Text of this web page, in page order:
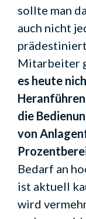
sollte man
auch nicht
Mitarbeiter
es heute
die
von
Bedarf an
ist aktuell
wird